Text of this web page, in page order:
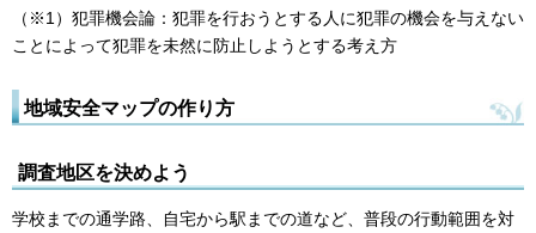
（※1）犯罪機会論：犯罪を行おうとする人に犯罪の機会を与えない
ことによって犯罪を未然に防止しようとする考え方
地域安全マップの作り方
調査地区を決めよう
学校までの通学路、自宅から駅までの道など、普段の行動範囲を対